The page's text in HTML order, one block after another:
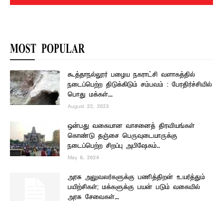
MOST POPULAR
கூத்தாநல்லூர் பழைய நகராட்சி வளாகத்தில்
நடைப்பெற்ற திடுக்கிடும் சம்பவம் : பேரதிர்ச்சியில்
பொது மக்கள்...
August 22, 2023
ஒன்பது வகையான வாசனைத் திரவியங்கள்
கொண்டு தஞ்சை பெருவுடையாருக்கு
நடைப்பெற்ற சிறப்பு அபிஷேகம்..
May 6, 2024
அரசு அலுவலர்களுக்கு பணித்திறன் உயர்த்தும்
பயிற்சிகள்; மக்களுக்கு பயன் படும் வகையில்
அரசு சேவைகள்...